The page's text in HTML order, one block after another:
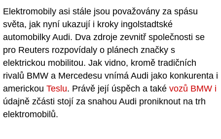
Elektromobily asi stále jsou považovány za spásu
světa, jak nyní ukazují i kroky ingolstadtské
automobilky Audi. Dva zdroje zevnitř společnosti se
pro Reuters rozpovídaly o plánech značky s
elektrickou mobilitou. Jak vidno, kromě tradičních
rivalů BMW a Mercedesu vnímá Audi jako konkurenta i
americkou Teslu. Právě její úspěch a také vozů BMW i
údajně zčásti stojí za snahou Audi proniknout na trh
elektromobilů.